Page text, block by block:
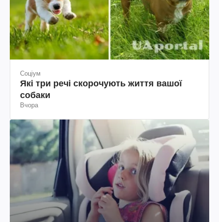
Соціум
Які три речі скорочують життя вашої
собаки
Вчора